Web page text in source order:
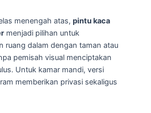
menengah atas, pintu kaca
menjadi pilihan untuk
ruang dalam dengan taman atau
pemisah visual menciptakan
Untuk kamar mandi, versi
memberikan privasi sekaligus